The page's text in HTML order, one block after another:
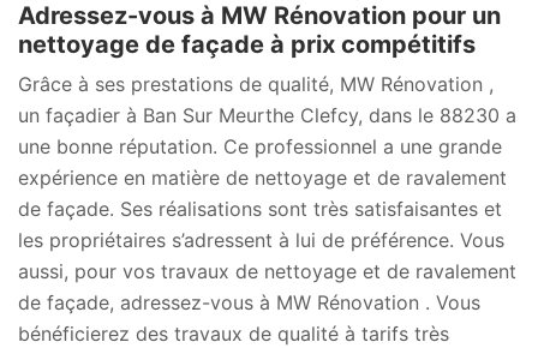
Adressez-vous à MW Rénovation pour un
nettoyage de façade à prix compétitifs
Grâce à ses prestations de qualité, MW Rénovation ,
un façadier à Ban Sur Meurthe Clefcy, dans le 88230 a
une bonne réputation. Ce professionnel a une grande
expérience en matière de nettoyage et de ravalement
de façade. Ses réalisations sont très satisfaisantes et
les propriétaires s’adressent à lui de préférence. Vous
aussi, pour vos travaux de nettoyage et de ravalement
de façade, adressez-vous à MW Rénovation . Vous
bénéficierez des travaux de qualité à tarifs très